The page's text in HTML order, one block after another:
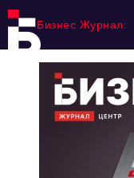
Бизнес Журнал: